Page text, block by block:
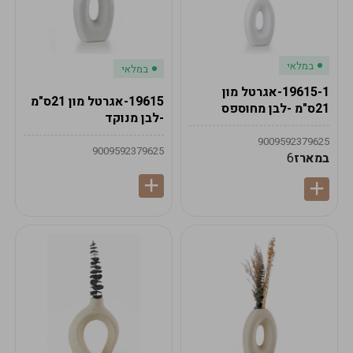
במלאי
19615-1-אגרטל מון
21ס"מ -לבן מחוספס
9009592379625
במארז6
במלאי
19615-אגרטל מון 21ס"מ
-לבן מנוקד
9009592379625